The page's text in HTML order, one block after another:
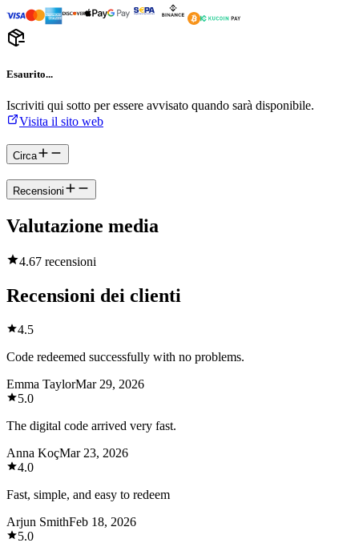
Esaurito...
Iscriviti qui sotto per essere avvisato quando sarà disponibile.
Visita il sito web
Circa
Recensioni
Valutazione media
4.67 recensioni
Recensioni dei clienti
4.5
Code redeemed successfully with no problems.
Emma TaylorMar 29, 2026
5.0
The digital code arrived very fast.
Anna KoçMar 23, 2026
4.0
Fast, simple, and easy to redeem
Arjun SmithFeb 18, 2026
5.0